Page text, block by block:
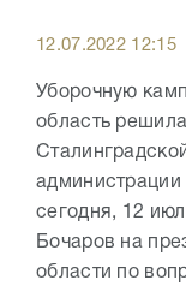
12.07.2022 12:15
Уборочную
область
администрации
сегодня, 12
Бочаров на
области по